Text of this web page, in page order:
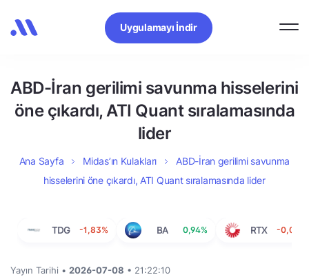
Uygulamayı İndir
ABD-İran gerilimi savunma hisselerini
öne çıkardı, ATI Quant sıralamasında
lider
Ana Sayfa Midas’ın Kulakları
ABD-İran gerilimi savunma
hisselerini öne çıkardı, ATI Quant sıralamasında lider
TDG -1,83% BA 0,94% RTX -0,08%
Yayın Tarihi • 2026-07-08 • 21:22:10